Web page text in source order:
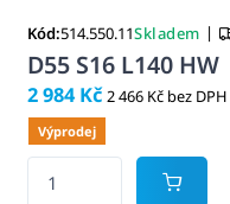
Kód:514.550.11Skladem |
D55 S16 L140 HW
2 984 Kč 2 466 Kč bez DPH
Výprodej